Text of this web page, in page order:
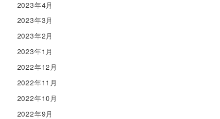
2023年4月
2023年3月
2023年2月
2023年1月
2022年12月
2022年11月
2022年10月
2022年9月